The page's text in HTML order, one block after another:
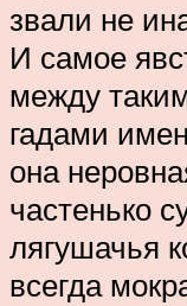
звали не
И самое
между
гадами
она
частенько
лягушачья
всегда